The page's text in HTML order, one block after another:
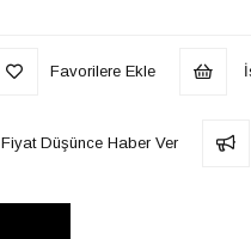
Favorilere Ekle
Fiyat Düşünce Haber Ver